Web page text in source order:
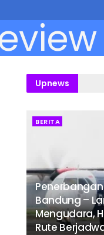
Upnews
BERITA
Bandung –
Mengudara,
Rute